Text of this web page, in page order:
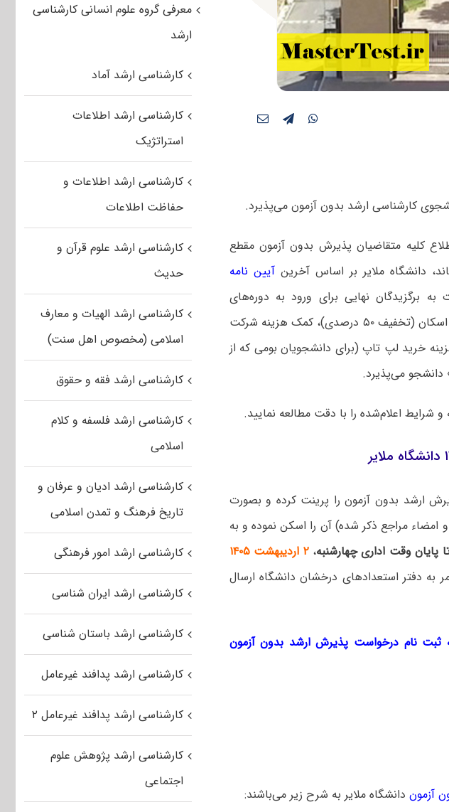
کلیه متقاضیان پذیرش بدون آزمون مقطع
آیین نامه
برگزیدگان نهایی برای ورود به دوره‌های
تحصیلی بالاتر «از جمله تأمین بخشی از هزینه سلف و اسکان (تخفیف ۵۰ درصدی)، کمک هزینه شرکت
خرید لپ تاپ (برای دانشجویان بومی که از
دانشجو می‌پذیرد.
و شرایط اعلام‌شده را با دقت مطالعه نمایید.
ارشد بدون آزمون را پرینت کرده و بصورت
امضاء مراجع ذکر شده) آن را اسکن نموده و به
پایان وقت اداری چهارشنبه، ۲ اردیبهشت ۱۴۰۵
به دفتر استعدادهای درخشان دانشگاه ارسال
ثبت نام درخواست پذیرش ارشد بدون آزمون
آزموندانشگاه ‌ملایر به شرح زیر می‌باشند:
معرفی گروه علوم انسانی کارشناسی
ارشد
کارشناسی ارشد آماد
کارشناسی ارشد اطلاعات
استراتژیک
کارشناسی ارشد اطلاعات و
حفاظت اطلاعات
کارشناسی ارشد علوم قرآن و
حدیث
کارشناسی ارشد الهیات و معارف
اسلامی (مخصوص اهل سنت)
کارشناسی ارشد فقه و حقوق
کارشناسی ارشد فلسفه و کلام
اسلامی
کارشناسی ارشد ادیان و عرفان و
تاریخ فرهنگ و تمدن اسلامی
کارشناسی ارشد امور فرهنگی
کارشناسی ارشد ایران شناسی
کارشناسی ارشد باستان شناسی
کارشناسی ارشد پدافند غیرعامل
کارشناسی ارشد پدافند غیرعامل ۲
کارشناسی ارشد پژوهش علوم
اجتماعی